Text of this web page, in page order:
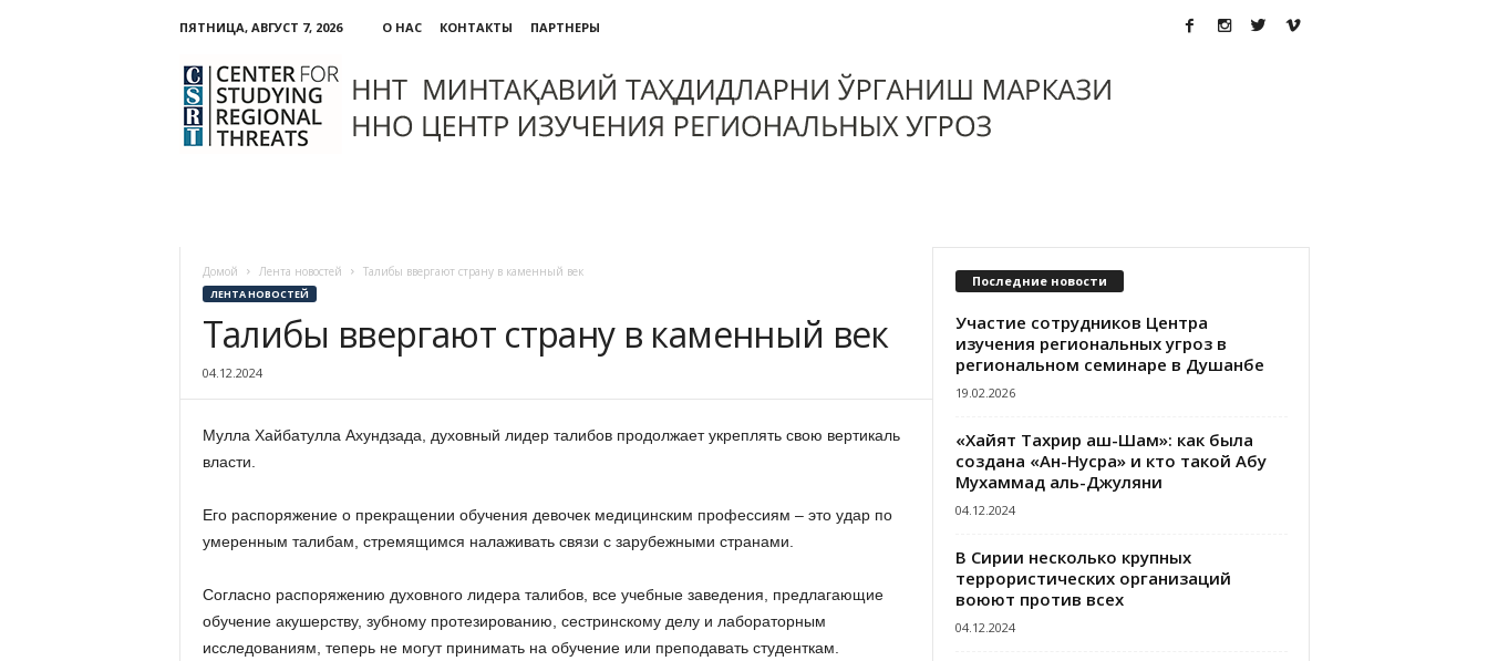
ПЯТНИЦА, АВГУСТ 7, 2026 О НАС КОНТАКТЫ
ПАРТНЕРЫ
Центр
изучения
региональных
угроз
Домой Лента новостей Талибы ввергают страну в каменный век
ЛЕНТА НОВОСТЕЙ
Талибы ввергают страну в каменный век
04.12.2024
Мулла Хайбатулла Ахундзада, духовный лидер талибов продолжает укреплять свою вертикаль
власти.
Его распоряжение о прекращении обучения девочек медицинским профессиям – это удар по
умеренным талибам, стремящимся налаживать связи с зарубежными странами.
Согласно распоряжению духовного лидера талибов, все учебные заведения, предлагающие
обучение акушерству, зубному протезированию, сестринскому делу и лабораторным
исследованиям, теперь не могут принимать на обучение или преподавать студенткам.
Последние новости
Участие сотрудников Центра
изучения региональных угроз в
региональном семинаре в Душанбе
19.02.2026
«Хайят Тахрир аш-Шам»: как была
создана «Ан-Нусра» и кто такой Абу
Мухаммад аль-Джуляни
04.12.2024
В Сирии несколько крупных
террористических организаций
воюют против всех
04.12.2024